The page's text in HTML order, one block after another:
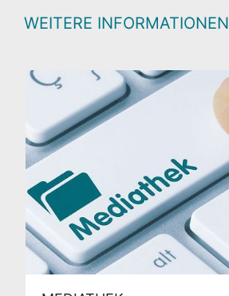
WEITERE INFORMATIONEN